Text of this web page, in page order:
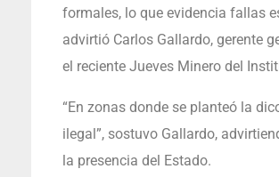
formales, lo que evidencia fallas
advirtió Carlos Gallardo, gerente
el reciente Jueves Minero del
“En zonas donde se planteó la
ilegal”, sostuvo Gallardo,
la presencia del Estado.